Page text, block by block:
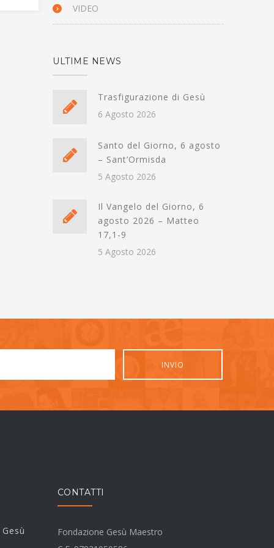
VIDEO
ULTIME NEWS
Trasfigurazione di Gesù
6 Agosto 2026
Santo del Giorno, 6 agosto
– Sant’Ormisda
5 Agosto 2026
Il Vangelo del Giorno, 6
agosto 2026 – Matteo
17,1-9
5 Agosto 2026
CONTATTI
Fondazione Gesù Maestro